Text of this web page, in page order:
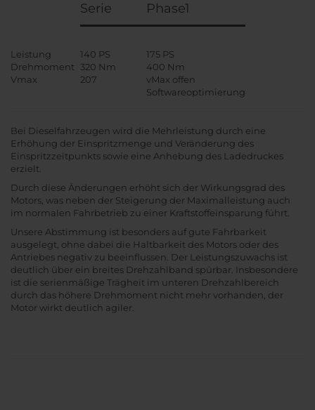
Serie Phase1
Leistung 140 PS
175 PS
Drehmoment
320 Nm
400 Nm
Vmax
207
vMax offen
Softwareoptimierung
Bei Dieselfahrzeugen wird die Mehrleistung durch eine
Erhöhung der Einspritzmenge und Veränderung des
Einspritzzeitpunkts sowie eine Anhebung des Ladedruckes
erzielt.
Durch diese Änderungen erhöht sich der Wirkungsgrad des
Motors, was neben der Steigerung der Maximalleistung auch
im normalen Fahrbetrieb zu einer Kraftstoffeinsparung führt.
Unsere Abstimmung ist besonders auf gute Fahrbarkeit
ausgelegt, ohne dabei die Haltbarkeit des Motors oder des
Antriebes negativ zu beeinflussen. Der Leistungszuwachs ist
deutlich über ein breites Drehzahlband spürbar. Insbesondere
ist die serienmäßige Trägheit im unteren Drehzahlbereich
durch das höhere Drehmoment nicht mehr vorhanden, der
Motor wirkt deutlich agiler.